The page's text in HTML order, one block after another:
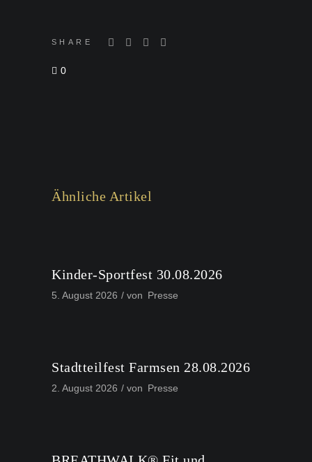
SHARE
0
Ähnliche Artikel
Kinder-Sportfest 30.08.2026
5. August 2026 von Presse
Stadtteilfest Farmsen 28.08.2026
2. August 2026 von Presse